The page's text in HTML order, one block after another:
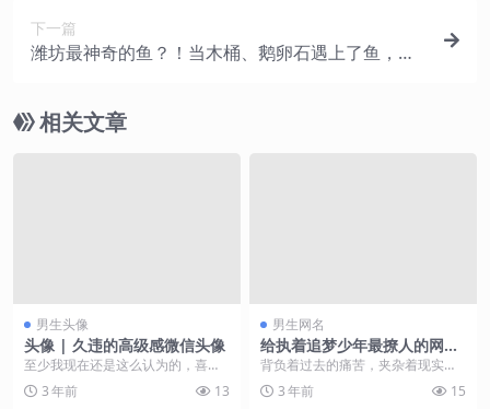
下一篇
潍坊最神奇的鱼？！当木桶、鹅卵石遇上了鱼，真
相关文章
男生头像
头像 | 久违的高级感微信头像
至少我现在还是这么认为的，喜欢
谁和被谁喜欢，都没有努力让自己
成为自己喜欢的人重要...
3 年前 13
男生网名
给执着追梦少年最撩人的网名
男无可替代
背负着过去的痛苦，夹杂着现实的
烦恼，这对于人的心灵而言是无任
何益处。很多小哥哥问...
3 年前 15